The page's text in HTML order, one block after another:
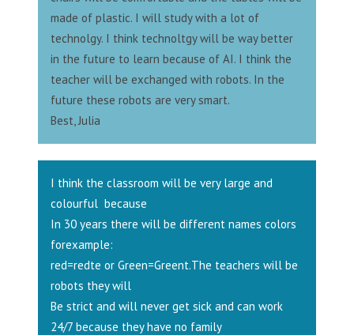
made of plastic. I will study with a lot of
technolgy. I think technoltgy will be way better
in the future to learn because of AI. I think the
teacher will be exchanged with robots. In the
future these robots are very smart.
Best, Julia
I think the classroom will be very large and
colourful because
In 30 years there will be different names colors
forexample:
red=redte or Green=Greent.The teachers will be
robots they will
Be strict and will never get sick and can work
24/7 because they have no family